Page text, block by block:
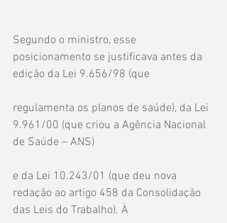
Segundo o ministro, esse
posicionamento se justificava antes da
edição da Lei 9.656/98 (que
regulamenta os planos de saúde), da Lei
9.961/00 (que criou a Agência Nacional
de Saúde – ANS)
e da Lei 10.243/01 (que deu nova
redação ao artigo 458 da Consolidação
das Leis do Trabalho). À